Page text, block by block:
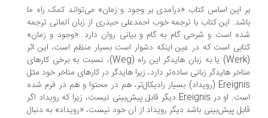
این اساس کتاب «درآمدی بر وجود و زمان» می‌تواند کمک راه ما
این کتاب با ترجمه خوب احمدعلی حیدری از زبان آلمانی ترجمه
است و شرحی گام به گام و بیانی روان دارد. «وجود و زمان»
است که در عین اینکه دشوار است بسیار منظم است، این اثر
(Werk) یا به زبان هایدگر این راه (Weg)، نسبت به برخی کارهای
هایدگر زبانی ساده‌تر دارد، زیرا هایدگر در کارهای متاخر خود مثل
Ereignis (رویداد) بسیار رادیکال‌تر، هم در محتوا و هم در فرم شده
است. او در Ereignis دیگر قابل پیش‌بینی نیست، زیرا که رویداد اگر
پیش‌بینی باشد دیگر رویداد از آن خود نیست، «رویداد» به دنبال